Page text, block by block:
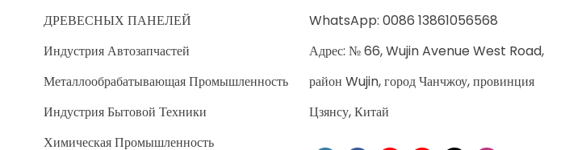
ДРЕВЕСНЫХ ПАНЕЛЕЙ
Индустрия Автозапчастей
Металлообрабатывающая Промышленность
Индустрия Бытовой Техники
Химическая Промышленность
WhatsApp: 0086 13861056568
Адрес: № 66, Wujin Avenue West Road,
район Wujin, город Чанчжоу, провинция
Цзянсу, Китай